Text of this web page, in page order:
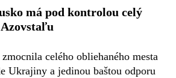
má pod kontrolou celý
celého obliehaného mesta
Ukrajiny a jedinou baštou odporu